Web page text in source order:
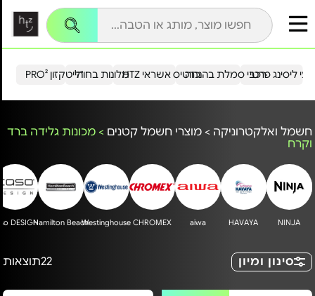
הייטקזון PRO²מלונות בחו"ל כרטיס אשראי HTZ ליסינג פרטירכבי סמלת בהנחה
חשמל ואלקטרוניקה > מוצרי חשמל קטנים > מכונות גלידה ברד
וקרח
NINJA
HAVAYA
aiwa
CHROMEX
Westinghouse
Hamilton Beach
DESIGN
סינון ומיון 22תוצאות